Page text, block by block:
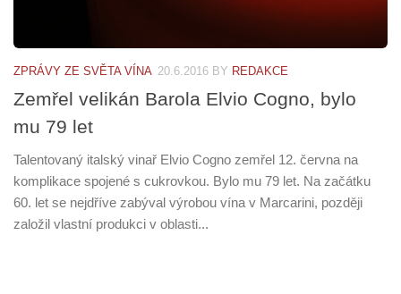
ZPRÁVY ZE SVĚTA VÍNA 20.6.2016 BY REDAKCE
Zemřel velikán Barola Elvio Cogno, bylo
mu 79 let
Talentovaný italský vinař Elvio Cogno zemřel 12. června na
komplikace spojené s cukrovkou. Bylo mu 79 let. Na začátku
60. let se nejdříve zabýval výrobou vína v Marcarini, později
založil vlastní produkci v oblasti...